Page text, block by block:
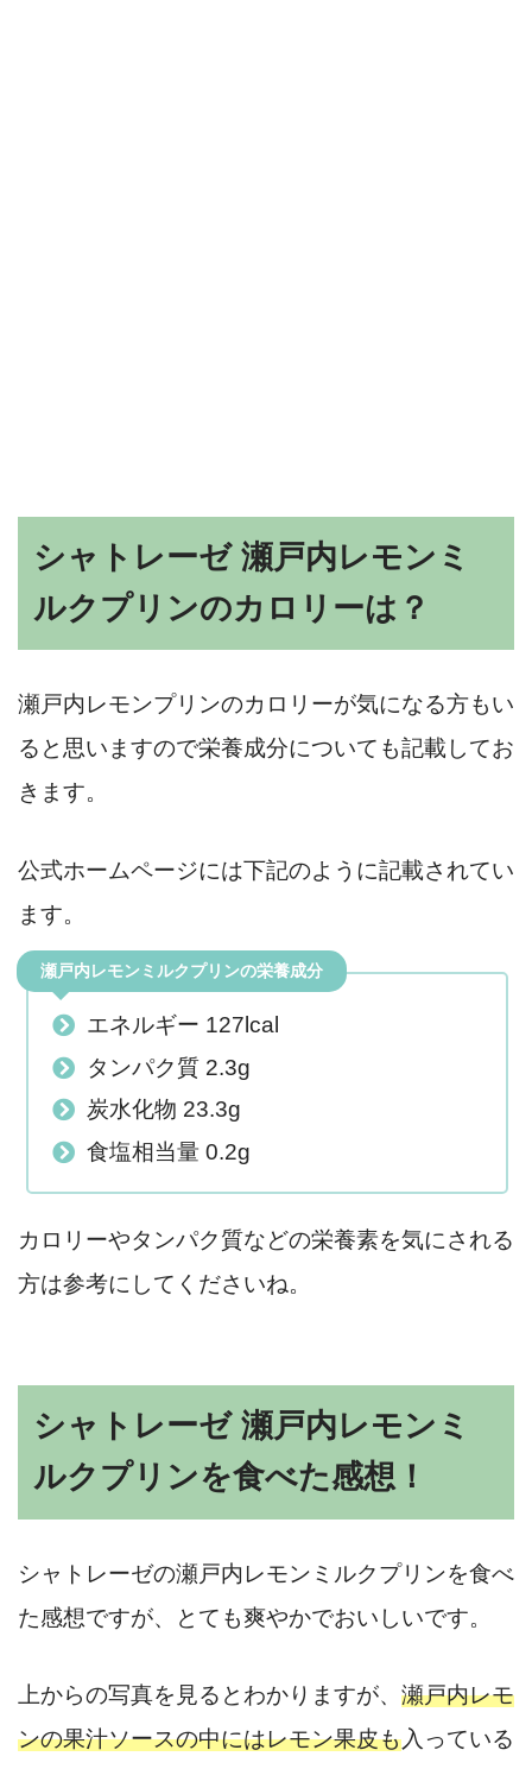
シャトレーゼ 瀬戸内レモンミ
ルクプリンのカロリーは？
瀬戸内レモンプリンのカロリーが気になる方もい
ると思いますので栄養成分についても記載してお
きます。
公式ホームページには下記のように記載されてい
ます。
瀬戸内レモンミルクプリンの栄養成分
エネルギー 127lcal
タンパク質 2.3g
炭水化物 23.3g
食塩相当量 0.2g
カロリーやタンパク質などの栄養素を気にされる
方は参考にしてくださいね。
シャトレーゼ 瀬戸内レモンミ
ルクプリンを食べた感想！
シャトレーゼの瀬戸内レモンミルクプリンを食べ
た感想ですが、とても爽やかでおいしいです。
上からの写真を見るとわかりますが、 瀬戸内レモ
ンの果汁ソースの中にはレモン果皮も入っている